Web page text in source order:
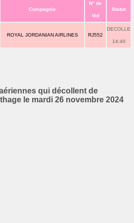
Compagnie
N° de
Vol
Statut
ROYAL JORDANIAN AIRLINES RJ552
DECOLLE
14:40
qui décollent de
le mardi 26 novembre 2024